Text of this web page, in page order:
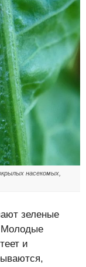
насекомых,
зеленые
Молодые
и